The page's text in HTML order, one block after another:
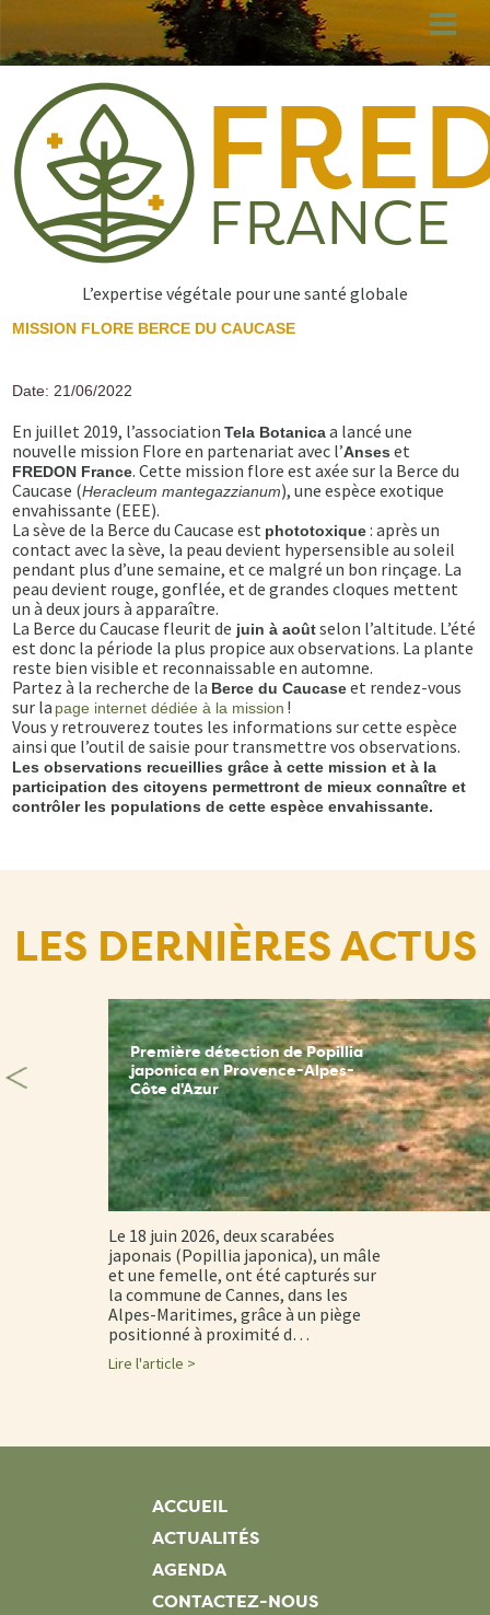
au
principal
L’expertise végétale pour une santé globale
MISSION FLORE BERCE DU CAUCASE
Date: 21/06/2022
En juillet 2019, l’associationTela Botanicaa lancé une
nouvelle mission Flore en partenariat avec l’Anses et
FREDON France. Cette mission flore est axée sur la Berce du
Caucase (Heracleum mantegazzianum), une espèce exotique
envahissante (EEE).
La sève de la Berce du Caucase est phototoxique: après un
contact avec la sève, la peau devient hypersensible au soleil
pendant plus d’une semaine, et ce malgré un bon rinçage. La
peau devient rouge, gonflée, et de grandes cloques mettent
un à deux jours à apparaître.
La Berce du Caucase fleurit de juin à aoûtselon l’altitude. L’été
est donc la période la plus propice aux observations. La plante
reste bien visible et reconnaissable en automne.
Partez à la recherche de la Berce du Caucaseet rendez-vous
sur la page internet dédiée à la mission !
Vous y retrouverez toutes les informations sur cette espèce
ainsi que l’outil de saisie pour transmettre vos observations.
Les observations recueillies grâce à cette mission et à la
participation des citoyens permettront de mieux connaître et
contrôler les populations de cette espèce envahissante.
LES DERNIÈRES ACTUS
Première détection de Popillia
japonica en Provence-Alpes-
Côte d'Azur
Le 18 juin 2026, deux scarabées
japonais (Popillia japonica), un mâle
et une femelle, ont été capturés sur
la commune de Cannes, dans les
Alpes-Maritimes, grâce à un piège
positionné à proximité d…
Lire l'article >
ACCUEIL
ACTUALITÉS
AGENDA
CONTACTEZ-NOUS